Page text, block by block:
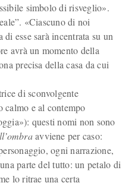
simbolo di risveglio».
«Ciascuno di noi
esse sarà incentrata su un
avrà un momento della
precisa della casa da cui
di sconvolgente
calmo e al contempo
questi nomi non sono
avviene per caso:
ogni narrazione,
parte del tutto: un petalo di
lo ritrae una certa